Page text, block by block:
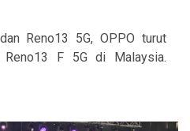
Reno13 5G, OPPO turut
Reno13 F 5G di Malaysia.